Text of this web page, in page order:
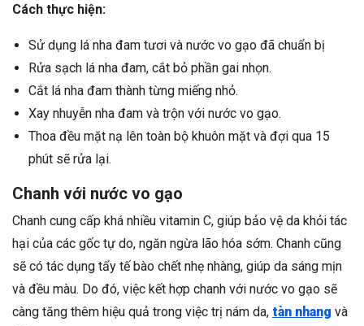
Cách thực hiện:
Sử dụng lá nha đam tươi và nước vo gạo đã chuẩn bị
Rửa sạch lá nha đam, cắt bỏ phần gai nhọn.
Cắt lá nha đam thành từng miếng nhỏ.
Xay nhuyễn nha đam và trộn với nước vo gạo.
Thoa đều mặt nạ lên toàn bộ khuôn mặt và đợi qua 15
phút sẽ rửa lại.
Chanh với nước vo gạo
Chanh cung cấp khá nhiều vitamin C, giúp bảo vệ da khỏi tác
hại của các gốc tự do, ngăn ngừa lão hóa sớm. Chanh cũng
sẽ có tác dụng tẩy tế bào chết nhẹ nhàng, giúp da sáng mịn
và đều màu. Do đó, việc kết hợp chanh với nước vo gạo sẽ
càng tăng thêm hiệu quả trong việc trị nám da, tàn nhang và